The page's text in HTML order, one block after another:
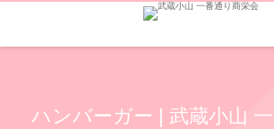
ハンバーガー | 武蔵小山